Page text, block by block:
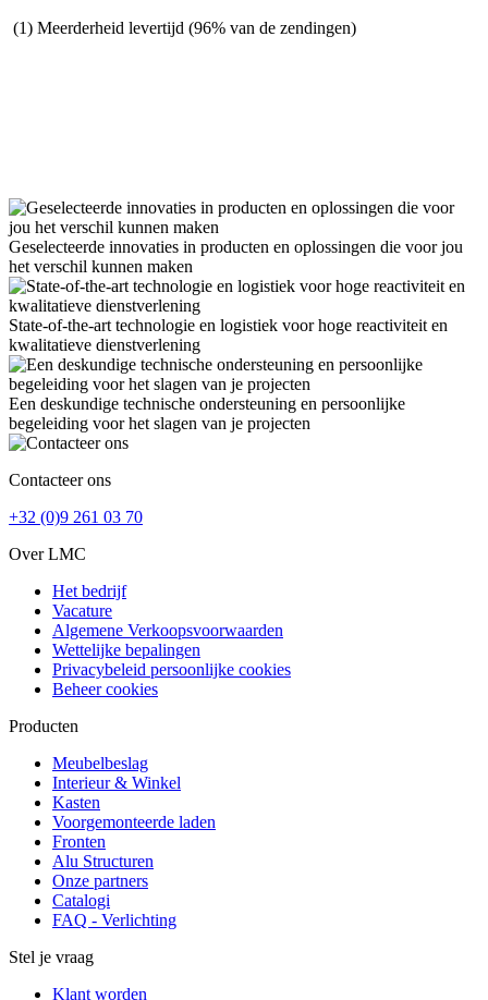
(1) Meerderheid levertijd (96% van de zendingen)
Geselecteerde innovaties in producten en oplossingen die voor jou
het verschil kunnen maken
State-of-the-art technologie en logistiek voor hoge reactiviteit en
kwalitatieve dienstverlening
Een deskundige technische ondersteuning en persoonlijke
begeleiding voor het slagen van je projecten
Contacteer ons
+32 (0)9 261 03 70
Over LMC
Het bedrijf
Vacature
Algemene Verkoopsvoorwaarden
Wettelijke bepalingen
Privacybeleid persoonlijke cookies
Beheer cookies
Producten
Meubelbeslag
Interieur & Winkel
Kasten
Voorgemonteerde laden
Fronten
Alu Structuren
Onze partners
Catalogi
FAQ - Verlichting
Stel je vraag
Klant worden